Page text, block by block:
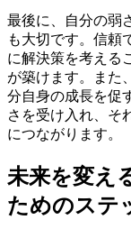
最後に、自分の弱
も大切です。信頼
に解決策を考える
が築けます。また
分自身の成長を促
さを受け入れ、そ
につながります。
未来を変え
ためのステ